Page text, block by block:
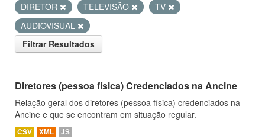
DIRETOR
TELEVISÃO
TV
AUDIOVISUAL
Filtrar Resultados
Diretores (pessoa física) Credenciados na Ancine
Relação geral dos diretores (pessoa física) credenciados na
Ancine e que se encontram em situação regular.
CSV XML JS